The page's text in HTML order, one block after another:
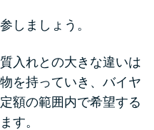
しましょう。
入れとの大きな違いは
を持っていき、バイヤ
額の範囲内で希望する
す。